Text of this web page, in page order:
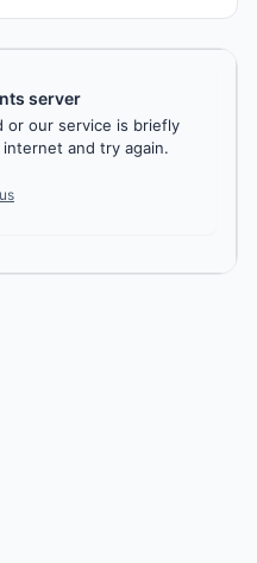
server
or our service is briefly
and try again.